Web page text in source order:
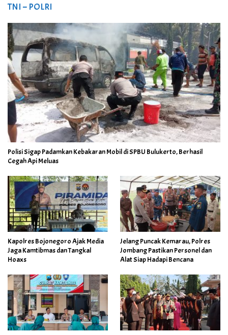
TNI – POLRI
Polisi Sigap Padamkan Kebakaran Mobil di SPBU Bulukerto, Berhasil
Cegah Api Meluas
Kapolres Bojonegoro Ajak Media
Jaga Kamtibmas dan Tangkal
Hoaxs
Jelang Puncak Kemarau, Polres
Jombang Pastikan Personel dan
Alat Siap Hadapi Bencana